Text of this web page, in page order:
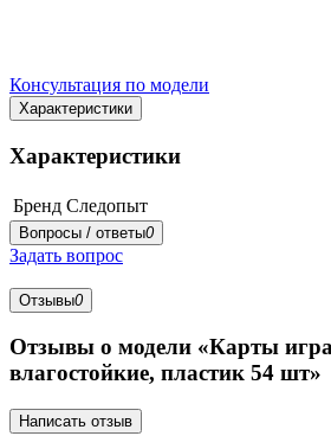
Консультация по модели
Характеристики
Характеристики
Бренд Следопыт
Вопросы / ответы0
Задать вопрос
Отзывы0
Отзывы о модели «Карты
влагостойкие, пластик 54 шт»
Написать отзыв